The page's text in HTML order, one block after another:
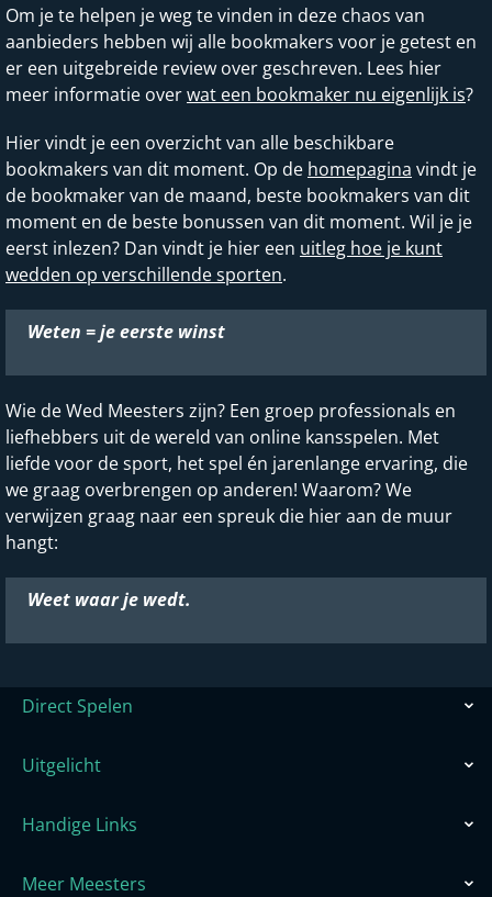
Om je te helpen je weg te vinden in deze chaos van
aanbieders hebben wij alle bookmakers voor je getest en
er een uitgebreide review over geschreven. Lees hier
meer informatie overwat een bookmaker nu eigenlijk is?
Hier vindt je een overzicht van alle beschikbare
bookmakers van dit moment. Op de homepagina vindt je
de bookmaker van de maand, beste bookmakers van dit
moment en de beste bonussen van dit moment. Wil je je
eerst inlezen? Dan vindt je hier een uitleg hoe je kunt
wedden op verschillende sporten.
Weten = je eerste winst
Wie de Wed Meesters zijn? Een groep professionals en
liefhebbers uit de wereld van online kansspelen. Met
liefde voor de sport, het spel én jarenlange ervaring, die
we graag overbrengen op anderen! Waarom? We
verwijzen graag naar een spreuk die hier aan de muur
hangt:
Weet waar je wedt.
Direct Spelen
Uitgelicht
Handige Links
Meer Meesters